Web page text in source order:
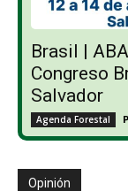
Brasil |
Congreso
Salvador
Agenda Forestal
Opinión